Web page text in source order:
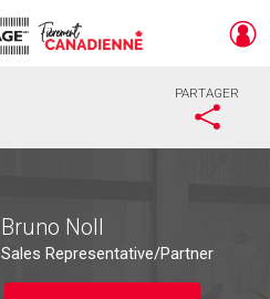
PARTAGER
Bruno Noll
Sales Representative/Partner